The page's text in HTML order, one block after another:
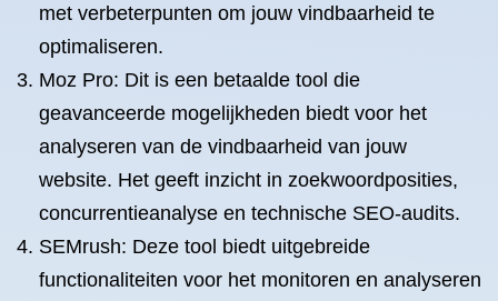
met verbeterpunten om jouw vindbaarheid te
optimaliseren.
Moz Pro: Dit is een betaalde tool die
geavanceerde mogelijkheden biedt voor het
analyseren van de vindbaarheid van jouw
website. Het geeft inzicht in zoekwoordposities,
concurrentieanalyse en technische SEO-audits.
SEMrush: Deze tool biedt uitgebreide
functionaliteiten voor het monitoren en analyseren